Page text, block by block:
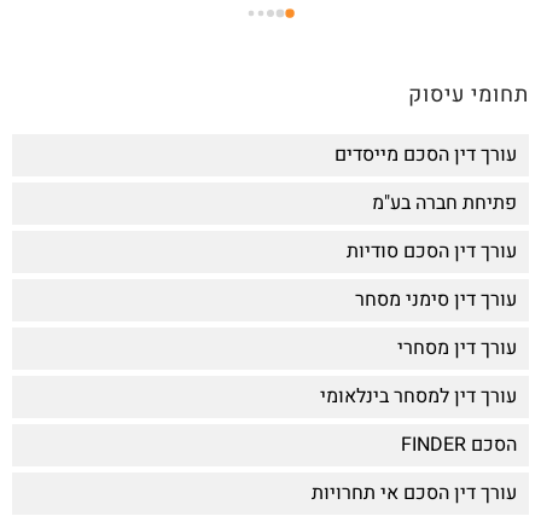
תחומי עיסוק
עורך דין הסכם מייסדים
פתיחת חברה בע"מ
עורך דין הסכם סודיות
עורך דין סימני מסחר
עורך דין מסחרי
עורך דין למסחר בינלאומי
הסכם FINDER
עורך דין הסכם אי תחרויות